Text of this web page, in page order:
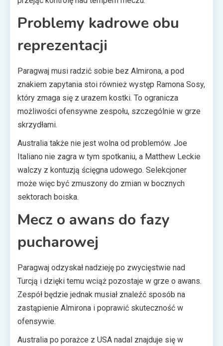
Problemy kadrowe obu
reprezentacji
Paragwaj musi radzić sobie bez Almirona, a pod
znakiem zapytania stoi również występ Ramona Sosy,
który zmaga się z urazem kostki. To ogranicza
możliwości ofensywne zespołu, szczególnie w grze
skrzydłami.
Australia także nie jest wolna od problemów. Joe
Italiano nie zagra w tym spotkaniu, a Matthew Leckie
walczy z kontuzją ścięgna udowego. Selekcjoner
może więc być zmuszony do zmian w bocznych
sektorach boiska.
Mecz o awans do fazy
pucharowej
Paragwaj odzyskał nadzieję po zwycięstwie nad
Turcją i dzięki temu wciąż pozostaje w grze o awans.
Zespół będzie jednak musiał znaleźć sposób na
zastąpienie Almirona i poprawić skuteczność w
ofensywie.
Australia po porażce z USA nadal znajduje się w